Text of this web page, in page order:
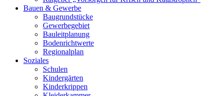
Bauen & Gewerbe
Baugrundstücke
Gewerbegebiet
Bauleitplanung
Bodenrichtwerte
Regionalplan
Soziales
Schulen
Kindergärten
Kinderkrippen